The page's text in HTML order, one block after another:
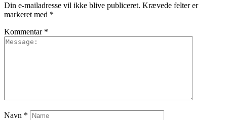
Din e-mailadresse vil ikke blive publiceret. Krævede felter er
markeret med *
Kommentar *
Navn *